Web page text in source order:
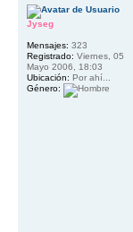
Jyseg
Mensajes: 323
Registrado: Viernes, 05
Mayo 2006, 18:03
Ubicación: Por ahí...
Género: